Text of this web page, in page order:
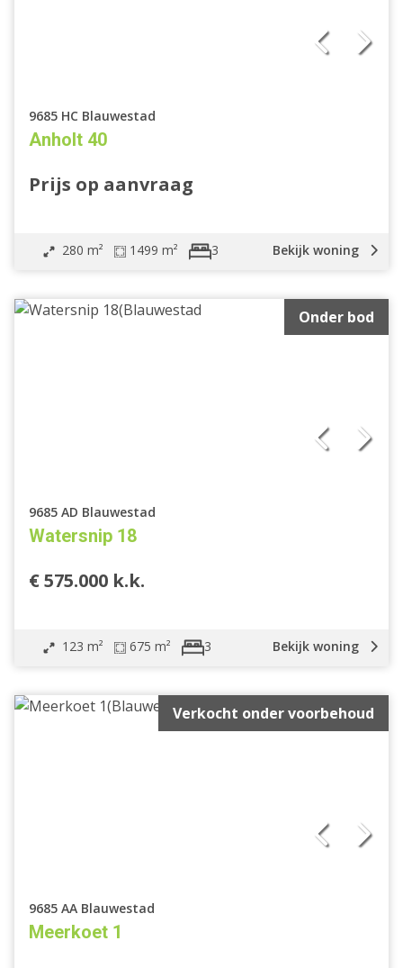
9685 HC Blauwestad
Anholt 40
Prijs op aanvraag
280 m² 1499 m² 3 Bekijk woning
Onder bod
9685 AD Blauwestad
Watersnip 18
€ 575.000 k.k.
123 m² 675 m² 3 Bekijk woning
Verkocht onder voorbehoud
9685 AA Blauwestad
Meerkoet 1